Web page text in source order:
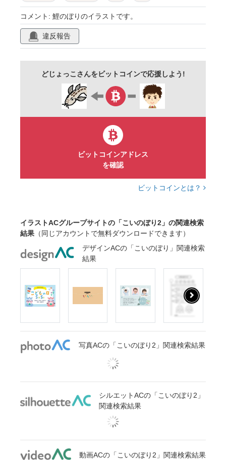
行事 年間行事 祭日 祝日
五月 ゴールデンウィーク
日本の行事 親子 季節 春 初夏
コメント: 鯉のぼりのイラストです。
違反報告
どじょっこさんをビットコインで応援しよう!
ビットコインアドレス
を確認
ビットコインとは？
イラストACグループサイトの「こいのぼり2」の関連検索
結果 （同じアカウントで無料ダウンロードできます）
デザインACの「こいのぼり」関連検索
結果
写真ACの「こいのぼり2」関連検索結果
シルエットACの「こいのぼり2」
関連検索結果
動画ACの「こいのぼり2」関連検索結果